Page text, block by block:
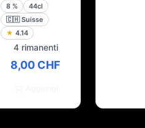
8 %
44cl
🇨🇭 Suisse
★ 4.14
4 rimanenti
8,00 CHF